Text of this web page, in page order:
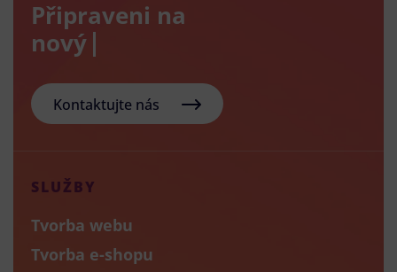
Připraveni na
nový e-shop
Kontaktujte nás
SLUŽBY
Tvorba webu
Tvorba e-shopu